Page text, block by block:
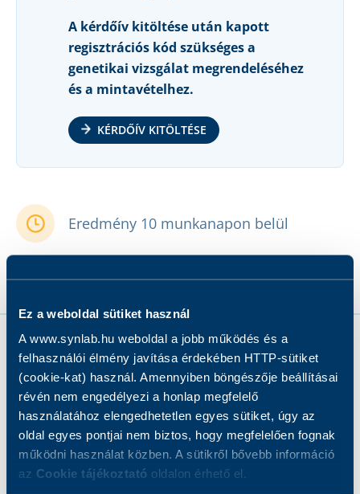
Ez a weboldal sütiket használ
A www.synlab.hu weboldal a jobb működés és a
felhasználói élmény javítása érdekében HTTP-sütiket
(cookie-kat) használ. Amennyiben böngészője beállításai
révén nem engedélyezi a honlap megfelelő
használatához elengedhetetlen egyes sütiket, úgy az
oldal egyes pontjai nem biztos, hogy megfelelően fognak
működni használat közben. A sütikről bővebb információ
az Cookie tájékoztató oldalon érhető el.
A kérdőív kitöltése után kapott
regisztrációs kód szükséges a
genetikai vizsgálat megrendeléséhez
és a mintavételhez.
KÉRDŐÍV KITÖLTÉSE
Eredmény 10 munkanapon belül
• Mit vizsgálunk?
Hogyan készüljön a vizsgálatra?